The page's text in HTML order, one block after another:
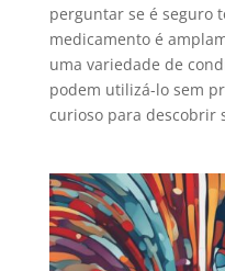
perguntar se é seguro
medicamento é
uma variedade de
podem utilizá-lo sem
curioso para descobrir